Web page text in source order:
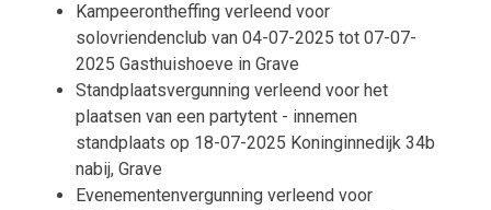
Kampeerontheffing verleend voor
solovriendenclub van 04-07-2025 tot 07-07-
2025 Gasthuishoeve in Grave
Standplaatsvergunning verleend voor het
plaatsen van een partytent - innemen
standplaats op 18-07-2025 Koninginnedijk 34b
nabij, Grave
Evenementenvergunning verleend voor